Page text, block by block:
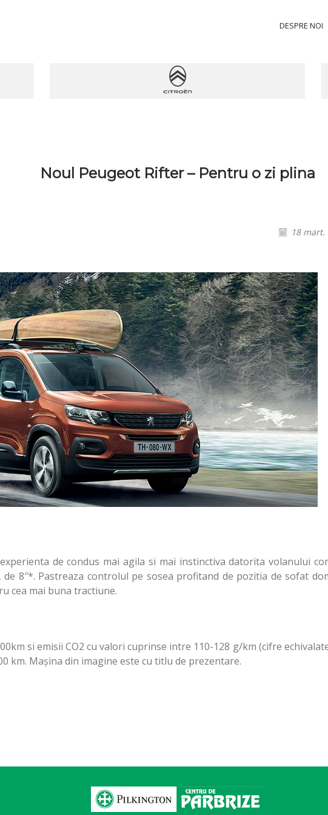
DESPRE NOI
Noul Peugeot Rifter – Pentru o zi plina
18 mart.
de condus mai agila si mai instinctiva datorita volanului
8″*. Pastreaza controlul pe sosea profitand de pozitia de sofat
cea mai buna tractiune.
si emisii CO2 cu valori cuprinse intre 110-128 g/km (cifre
km. Maşina din imagine este cu titlu de prezentare.